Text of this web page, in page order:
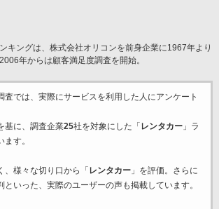
キングは、株式会社オリコンを前身企業に1967年より
年からは顧客満足度調査を開始。
査では、実際にサービスを利用した 人にアンケート
基に、調査企業25社を対象にした「 レンタカー」ラ
す。
、様々な切り口から「 レンタカー」を評価。さらに
といった、実際のユーザーの声も掲載しています。